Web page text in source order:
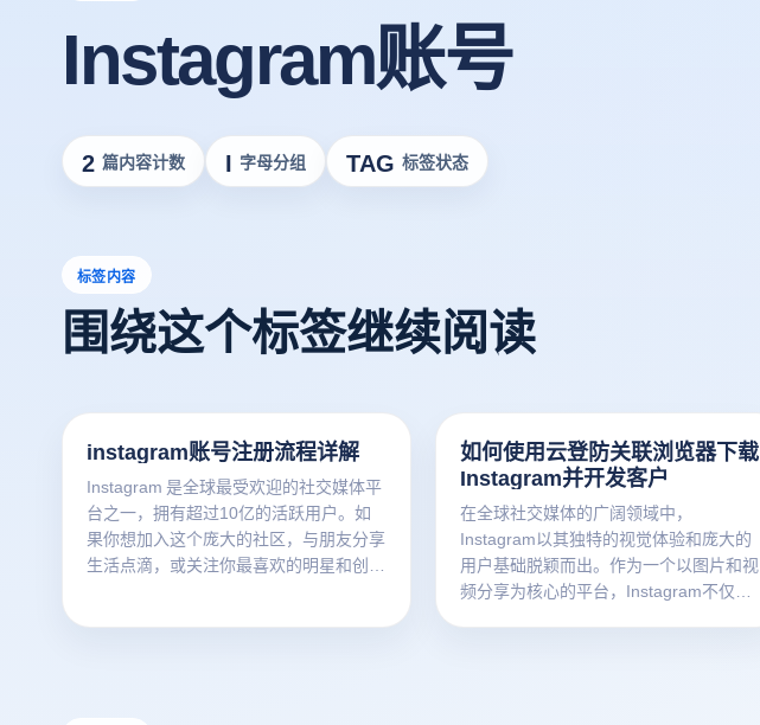
Instagram账号
2 篇内容计数 I 字母分组 TAG 标签状态
标签内容
围绕这个标签继续阅读
instagram账号注册流程详解
Instagram 是全球最受欢迎的社交媒体平
台之一，拥有超过10亿的活跃用户。如
果你想加入这个庞大的社区，与朋友分享
生活点滴，或关注你最喜欢的明星和创作
如何使用云登防关联浏览器下载
Instagram并开发客户
在全球社交媒体的广阔领域中，
Instagram以其独特的视觉体验和庞大的
用户基础脱颖而出。作为一个以图片和视
频分享为核心的平台，Instagram不仅是